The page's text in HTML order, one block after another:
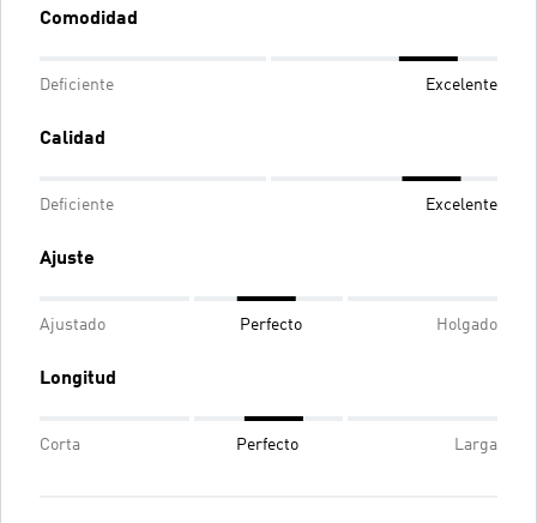
Comodidad
Deficiente Excelente
Calidad
Deficiente Excelente
Ajuste
Ajustado Perfecto Holgado
Longitud
Corta Perfecto Larga